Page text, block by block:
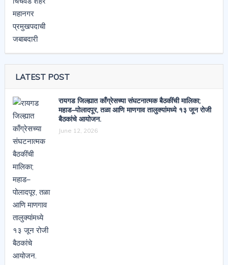
LATEST POST
रायगड जिल्ह्यात काँग्रेसच्या संघटनात्मक बैठकींची मालिका;
महाड–पोलादपूर, तळा आणि माणगाव तालुक्यांमध्ये १३ जून रोजी
बैठकांचे आयोजन.
June 12, 2026